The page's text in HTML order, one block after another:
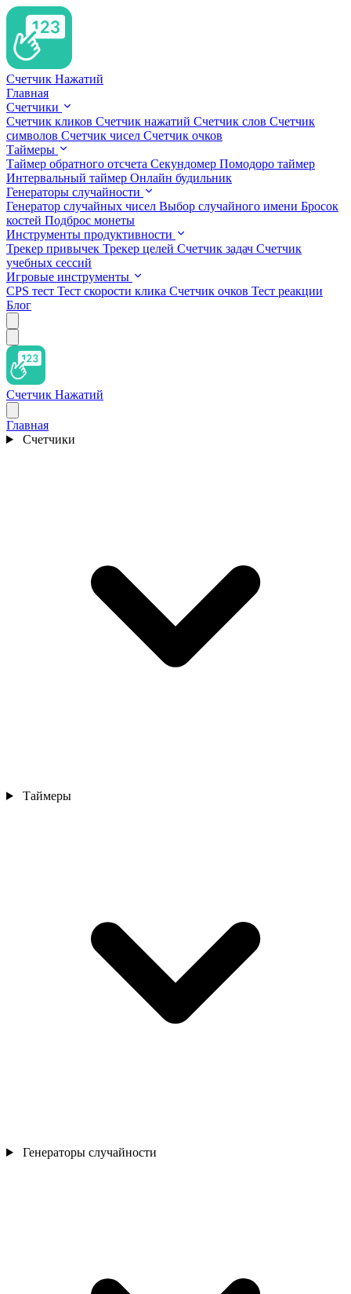
Счетчик Нажатий
Главная
Счетчики
Счетчик кликов Счетчик нажатий Счетчик слов Счетчик
символов Счетчик чисел Счетчик очков
Таймеры
Таймер обратного отсчета Секундомер Помодоро таймер
Интервальный таймер Онлайн будильник
Генераторы случайности
Генератор случайных чисел Выбор случайного имени Бросок
костей Подброс монеты
Инструменты продуктивности
Трекер привычек Трекер целей Счетчик задач Счетчик
учебных сессий
Игровые инструменты
CPS тест Тест скорости клика Счетчик очков Тест реакции
Блог
Счетчик Нажатий
Главная
Счетчики
Таймеры
Генераторы случайности